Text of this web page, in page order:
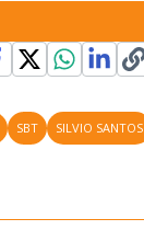
SBT SILVIO SANTOS